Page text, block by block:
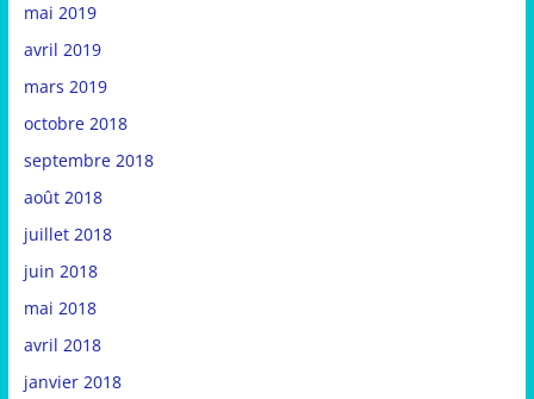
mai 2019
avril 2019
mars 2019
octobre 2018
septembre 2018
août 2018
juillet 2018
juin 2018
mai 2018
avril 2018
janvier 2018